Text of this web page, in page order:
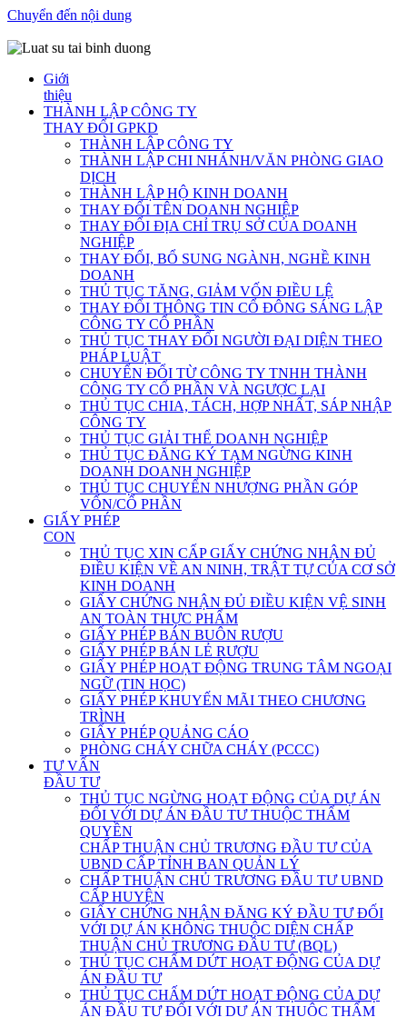
Chuyển đến nội dung
Giới
thiệu
THÀNH LẬP CÔNG TY
THAY ĐỔI GPKD
THÀNH LẬP CÔNG TY
THÀNH LẬP CHI NHÁNH/VĂN PHÒNG GIAO
DỊCH
THÀNH LẬP HỘ KINH DOANH
THAY ĐỔI TÊN DOANH NGHIỆP
THAY ĐỔI ĐỊA CHỈ TRỤ SỞ CỦA DOANH
NGHIỆP
THAY ĐỔI, BỔ SUNG NGÀNH, NGHỀ KINH
DOANH
THỦ TỤC TĂNG, GIẢM VỐN ĐIỀU LỆ
THAY ĐỔI THÔNG TIN CỔ ĐÔNG SÁNG LẬP
CÔNG TY CỔ PHẦN
THỦ TỤC THAY ĐỔI NGƯỜI ĐẠI DIỆN THEO
PHÁP LUẬT
CHUYỂN ĐỔI TỪ CÔNG TY TNHH THÀNH
CÔNG TY CỔ PHẦN VÀ NGƯỢC LẠI
THỦ TỤC CHIA, TÁCH, HỢP NHẤT, SÁP NHẬP
CÔNG TY
THỦ TỤC GIẢI THỂ DOANH NGHIỆP
THỦ TỤC ĐĂNG KÝ TẠM NGỪNG KINH
DOANH DOANH NGHIỆP
THỦ TỤC CHUYỂN NHƯỢNG PHẦN GÓP
VỐN/CỔ PHẦN
GIẤY PHÉP
CON
THỦ TỤC XIN CẤP GIẤY CHỨNG NHẬN ĐỦ
ĐIỀU KIỆN VỀ AN NINH, TRẬT TỰ CỦA CƠ SỞ
KINH DOANH
GIẤY CHỨNG NHẬN ĐỦ ĐIỀU KIỆN VỆ SINH
AN TOÀN THỰC PHẨM
GIẤY PHÉP BÁN BUÔN RƯỢU
GIẤY PHÉP BÁN LẺ RƯỢU
GIẤY PHÉP HOẠT ĐỘNG TRUNG TÂM NGOẠI
NGỮ (TIN HỌC)
GIẤY PHÉP KHUYẾN MÃI THEO CHƯƠNG
TRÌNH
GIẤY PHÉP QUẢNG CÁO
PHÒNG CHÁY CHỮA CHÁY (PCCC)
TƯ VẤN
ĐẦU TƯ
THỦ TỤC NGỪNG HOẠT ĐỘNG CỦA DỰ ÁN
ĐỐI VỚI DỰ ÁN ĐẦU TƯ THUỘC THẨM
QUYỀN
CHẤP THUẬN CHỦ TRƯƠNG ĐẦU TƯ CỦA
UBND CẤP TỈNH BAN QUẢN LÝ
CHẤP THUẬN CHỦ TRƯƠNG ĐẦU TƯ UBND
CẤP HUYỆN
GIẤY CHỨNG NHẬN ĐĂNG KÝ ĐẦU TƯ ĐỐI
VỚI DỰ ÁN KHÔNG THUỘC DIỆN CHẤP
THUẬN CHỦ TRƯƠNG ĐẦU TƯ (BQL)
THỦ TỤC CHẤM DỨT HOẠT ĐỘNG CỦA DỰ
ÁN ĐẦU TƯ
THỦ TỤC CHẤM DỨT HOẠT ĐỘNG CỦA DỰ
ÁN ĐẦU TƯ ĐỐI VỚI DỰ ÁN THUỘC THẨM